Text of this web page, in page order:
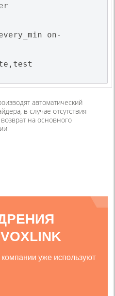
on-
автоматический
в случае отсутствия
на основного
уже используют